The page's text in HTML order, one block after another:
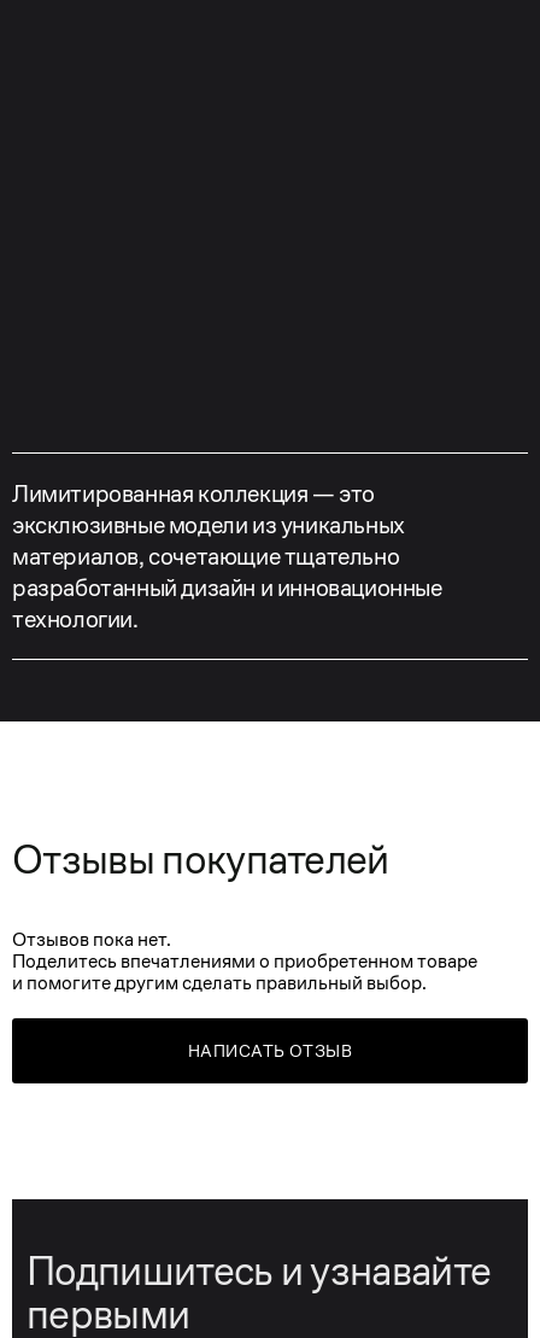
Лимитированная коллекция — это
эксклюзивные модели из уникальных
материалов, сочетающие тщательно
разработанный дизайн и инновационные
технологии.
Отзывы покупателей
Отзывов пока нет.
Поделитесь впечатлениями о приобретенном товаре
и помогите другим сделать правильный выбор.
НАПИСАТЬ ОТЗЫВ
Подпишитесь и узнавайте
первыми